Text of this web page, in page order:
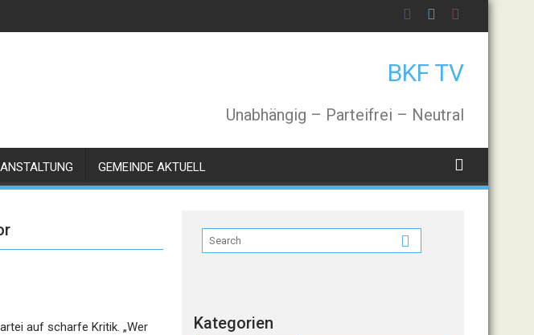
BKF TV
Unabhängig – Parteifrei – Neutral
GEMEINDE AKTUELL
auf scharfe Kritik. „Wer
Kategorien